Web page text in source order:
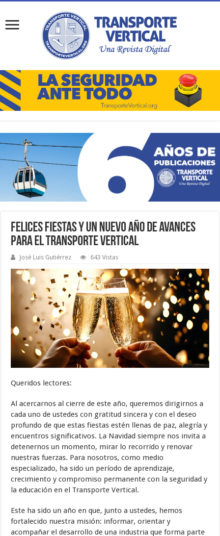
Felices Fiestas y un nuevo año de avances
para el Transporte Vertical
José Luis Gutiérrez 643 Vistas
Queridos lectores:
Al acercarnos al cierre de este año, queremos dirigirnos a
cada uno de ustedes con gratitud sincera y con el deseo
profundo de que estas fiestas estén llenas de paz, alegría y
encuentros significativos. La Navidad siempre nos invita a
detenernos un momento, mirar lo recorrido y renovar
nuestras fuerzas. Para nosotros, como medio
especializado, ha sido un período de aprendizaje,
crecimiento y compromiso permanente con la seguridad y
la educación en el Transporte Vertical.
Este ha sido un año en que, junto a ustedes, hemos
fortalecido nuestra misión: informar, orientar y
acompañar el desarrollo de una industria que forma parte